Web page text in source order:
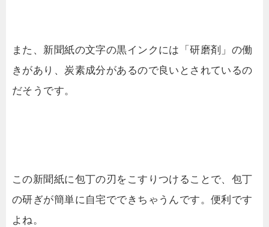
また、新聞紙の文字の黒インクには「研磨剤」の働
きがあり、炭素成分があるので良いとされているの
だそうです。
この新聞紙に包丁の刃をこすりつけることで、包丁
の研ぎが簡単に自宅でできちゃうんです。便利です
よね。